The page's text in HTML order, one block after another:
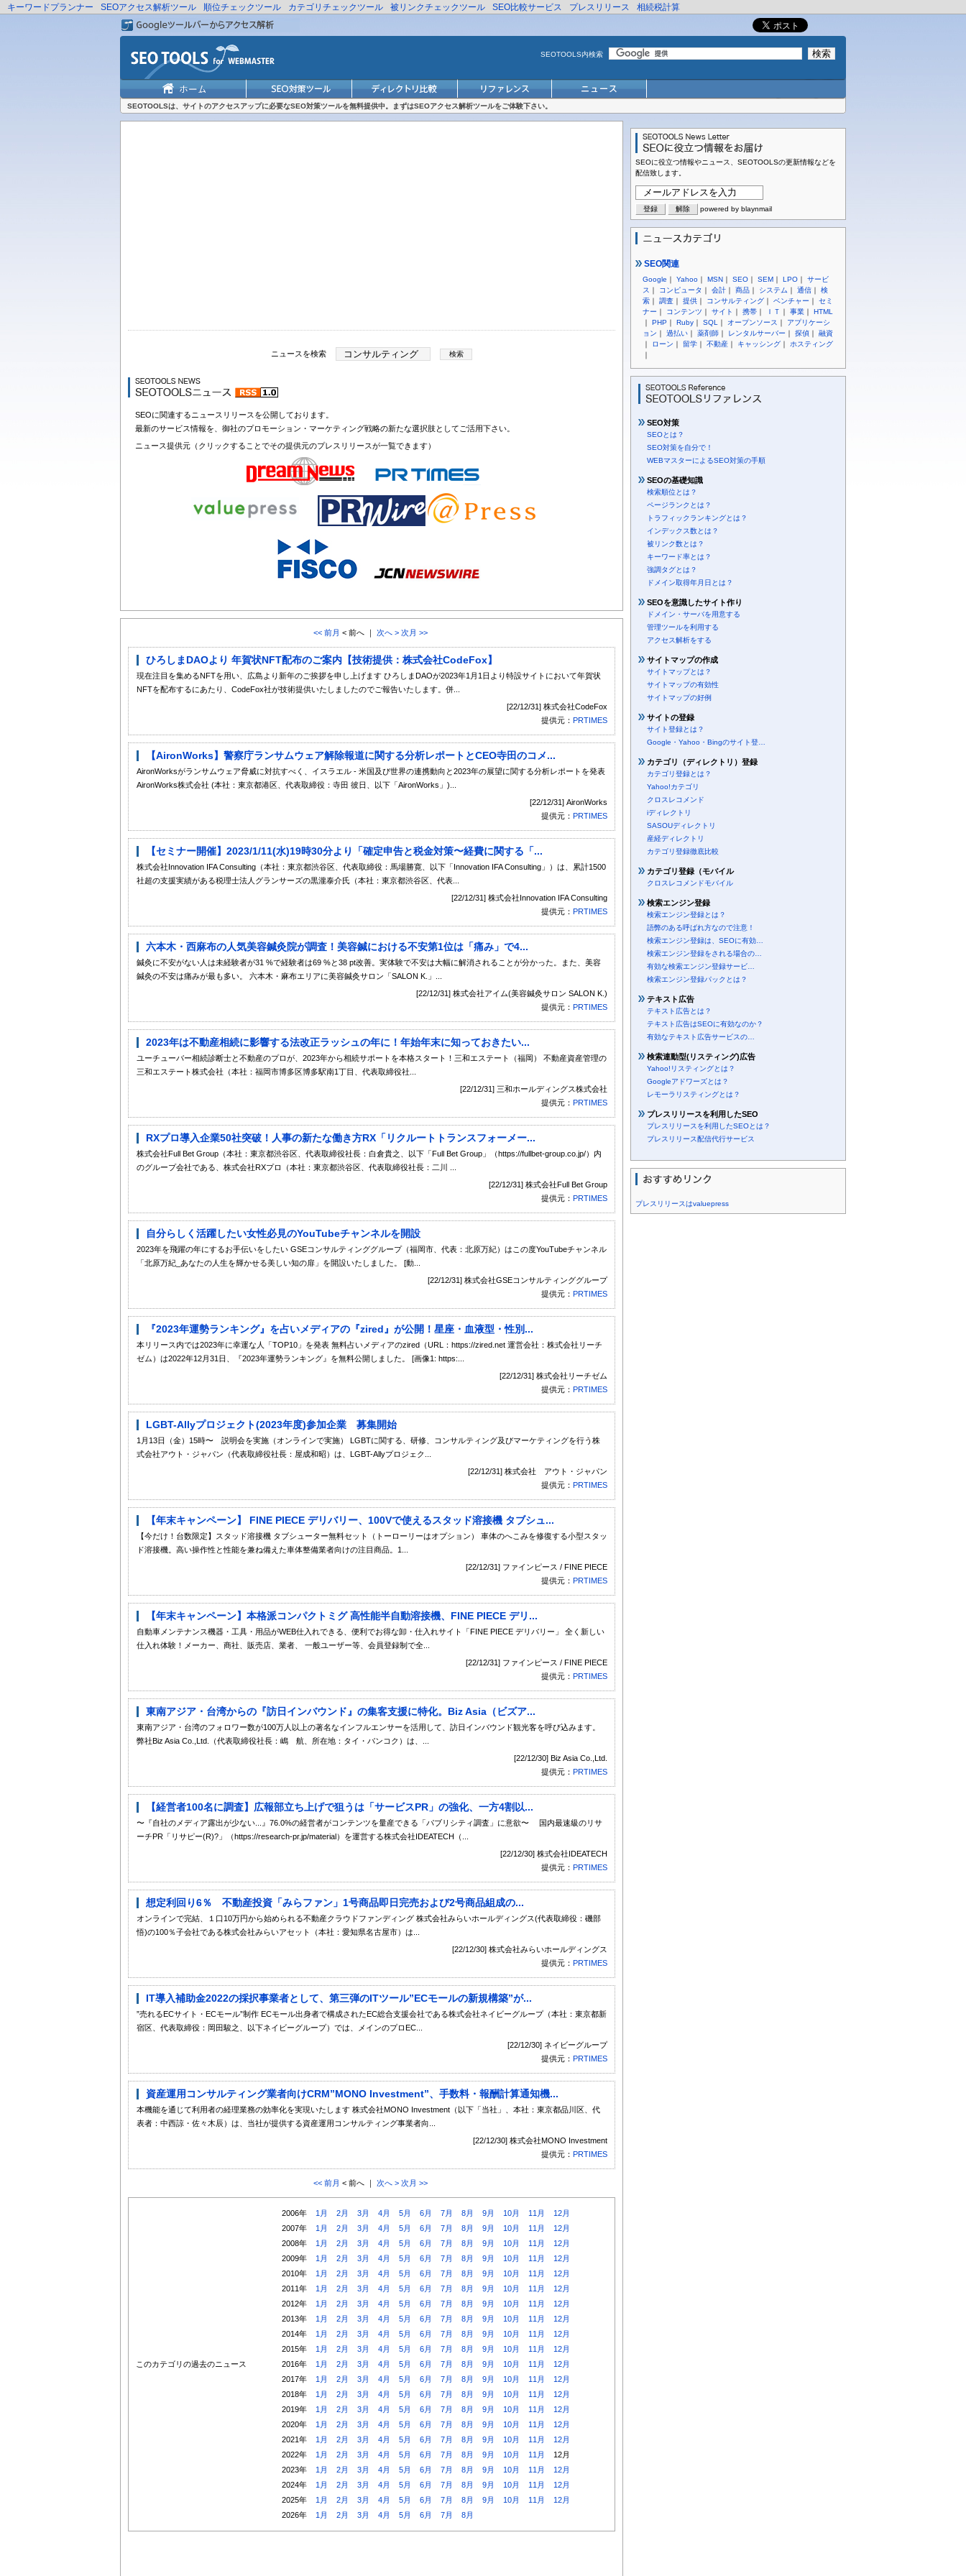
キーワードプランナー SEOアクセス解析ツール 順位チェックツール カテゴリチェックツール 被リンクチェックツール SEO比較サービス プレスリリース 相続税計算
SEOTOOLS内検索
SEOTOOLSは、サイトのアクセスアップに必要なSEO対策ツールを無料提供中。まずはSEOアクセス解析ツールをご体験下さい。
ニュースを検索
SEOに関連するニュースリリースを公開しております。
最新のサービス情報を、御社のプロモーション・マーケティング戦略の新たな選択肢としてご活用下さい。
ニュース提供元（クリックすることでその提供元のプレスリリースが一覧できます）
<< 前月 < 前へ ｜ 次へ > 次月 >>
ひろしまDAOより 年賀状NFT配布のご案内【技術提供：株式会社CodeFox】
現在注目を集めるNFTを用い、広島より新年のご挨拶を申し上げます ひろしまDAOが2023年1月1日より特設サイトにおいて年賀状
NFTを配布するにあたり、CodeFox社が技術提供いたしましたのでご報告いたします。併...
[22/12/31] 株式会社CodeFox
提供元： PRTIMES
【AironWorks】警察庁ランサムウェア解除報道に関する分析レポートとCEO寺田のコメ...
AironWorksがランサムウェア脅威に対抗すべく、イスラエル - 米国及び世界の連携動向と2023年の展望に関する分析レポートを発表
AironWorks株式会社 (本社：東京都港区、代表取締役：寺田 彼日、以下「AironWorks」)...
[22/12/31] AironWorks
提供元： PRTIMES
【セミナー開催】2023/1/11(水)19時30分より「確定申告と税金対策〜経費に関する「...
株式会社Innovation IFA Consulting（本社：東京都渋谷区、代表取締役：馬場勝寛、以下「Innovation IFA Consulting」）は、累計1500
社超の支援実績がある税理士法人グランサーズの黒瀧泰介氏（本社：東京都渋谷区、代表...
[22/12/31] 株式会社Innovation IFA Consulting
提供元： PRTIMES
六本木・西麻布の人気美容鍼灸院が調査！美容鍼における不安第1位は「痛み」で4...
鍼灸に不安がない人は未経験者が31 %で経験者は69 %と38 pt改善。実体験で不安は大幅に解消されることが分かった。また、美容
鍼灸の不安は痛みが最も多い。 六本木・麻布エリアに美容鍼灸サロン「SALON K.」...
[22/12/31] 株式会社アイム(美容鍼灸サロン SALON K.)
提供元： PRTIMES
2023年は不動産相続に影響する法改正ラッシュの年に！年始年末に知っておきたい...
ユーチューバー相続診断士と不動産のプロが、2023年から相続サポートを本格スタート！三和エステート（福岡） 不動産資産管理の
三和エステート株式会社（本社：福岡市博多区博多駅南1丁目、代表取締役社...
[22/12/31] 三和ホールディングス株式会社
提供元： PRTIMES
RXプロ導入企業50社突破！人事の新たな働き方RX「リクルートトランスフォーメー...
株式会社Full Bet Group（本社：東京都渋谷区、代表取締役社長：白倉貴之、以下「Full Bet Group」（https://fullbet-group.co.jp/）内
のグループ会社である、株式会社RXプロ（本社：東京都渋谷区、代表取締役社長：二川 ...
[22/12/31] 株式会社Full Bet Group
提供元： PRTIMES
自分らしく活躍したい女性必見のYouTubeチャンネルを開設
2023年を飛躍の年にするお手伝いをしたい GSEコンサルティンググループ（福岡市、代表：北原万紀）はこの度YouTubeチャンネル
「北原万紀_あなたの人生を輝かせる美しい知の扉」を開設いたしました。 [動...
[22/12/31] 株式会社GSEコンサルティンググループ
提供元： PRTIMES
『2023年運勢ランキング』を占いメディアの『zired』が公開！星座・血液型・性別...
本リリース内では2023年に幸運な人「TOP10」を発表 無料占いメディアのzired（URL：https://zired.net 運営会社：株式会社リーチ
ゼム）は2022年12月31日、『2023年運勢ランキング』を無料公開しました。 [画像1: https:...
[22/12/31] 株式会社リーチゼム
提供元： PRTIMES
LGBT-Allyプロジェクト(2023年度)参加企業 募集開始
1月13日（金）15時〜 説明会を実施（オンラインで実施） LGBTに関する、研修、コンサルティング及びマーケティングを行う株
式会社アウト・ジャパン（代表取締役社長：屋成和昭）は、LGBT-Allyプロジェク...
[22/12/31] 株式会社 アウト・ジャパン
提供元： PRTIMES
【年末キャンペーン】 FINE PIECE デリバリー、100Vで使えるスタッド溶接機 タブシュ...
【今だけ！台数限定】スタッド溶接機 タブシューター無料セット（トーローリーはオプション） 車体のへこみを修復する小型スタッ
ド溶接機。高い操作性と性能を兼ね備えた車体整備業者向けの注目商品。1...
[22/12/31] ファインピース / FINE PIECE
提供元： PRTIMES
【年末キャンペーン】本格派コンパクトミグ 高性能半自動溶接機、FINE PIECE デリ...
自動車メンテナンス機器・工具・用品がWEB仕入れできる、便利でお得な卸・仕入れサイト「FINE PIECE デリバリー」 全く新しい
仕入れ体験！メーカー、商社、販売店、業者、 一般ユーザー等、会員登録制で全...
[22/12/31] ファインピース / FINE PIECE
提供元： PRTIMES
東南アジア・台湾からの『訪日インバウンド』の集客支援に特化。Biz Asia（ビズア...
東南アジア・台湾のフォロワー数が100万人以上の著名なインフルエンサーを活用して、訪日インバウンド観光客を呼び込みます。
弊社Biz Asia Co.,Ltd.（代表取締役社長：嶋 航、所在地：タイ・バンコク）は、...
[22/12/30] Biz Asia Co.,Ltd.
提供元： PRTIMES
【経営者100名に調査】広報部立ち上げで狙うは「サービスPR」の強化、一方4割以...
〜『自社のメディア露出が少ない...』76.0%の経営者がコンテンツを量産できる「パブリシティ調査」に意欲〜 国内最速級のリサ
ーチPR「リサピー(R)?」（https://research-pr.jp/material）を運営する株式会社IDEATECH（...
[22/12/30] 株式会社IDEATECH
提供元： PRTIMES
想定利回り6％ 不動産投資「みらファン」1号商品即日完売および2号商品組成の...
オンラインで完結、１口10万円から始められる不動産クラウドファンディング 株式会社みらいホールディングス(代表取締役：磯部
悟)の100％子会社である株式会社みらいアセット（本社：愛知県名古屋市）は...
[22/12/30] 株式会社みらいホールディングス
提供元： PRTIMES
IT導入補助金2022の採択事業者として、第三弾のITツール”ECモールの新規構築”が...
”売れるECサイト・ECモール”制作 ECモール出身者で構成されたEC総合支援会社である株式会社ネイビーグループ（本社：東京都新
宿区、代表取締役：岡田駿之、以下ネイビーグループ）では、メインのプロEC...
[22/12/30] ネイビーグループ
提供元： PRTIMES
資産運用コンサルティング業者向けCRM”MONO Investment”、手数料・報酬計算通知機...
本機能を通じて利用者の経理業務の効率化を実現いたします 株式会社MONO Investment（以下「当社」、本社：東京都品川区、代
表者：中西諒・佐々木辰）は、当社が提供する資産運用コンサルティング事業者向...
[22/12/30] 株式会社MONO Investment
提供元： PRTIMES
<< 前月 < 前へ ｜ 次へ > 次月 >>
このカテゴリの過去のニュース
2006年 1月 2月 3月 4月 5月 6月 7月 8月 9月 10月 11月
12月
2007年
1月 2月 3月 4月 5月 6月 7月 8月 9月 10月 11月
12月
2008年
1月 2月 3月 4月 5月 6月 7月 8月 9月 10月 11月
12月
2009年
1月 2月 3月 4月 5月 6月 7月 8月 9月 10月 11月
12月
2010年
1月 2月 3月 4月 5月 6月 7月 8月 9月 10月 11月
12月
2011年
1月 2月 3月 4月 5月 6月 7月 8月 9月 10月 11月
12月
2012年
1月 2月 3月 4月 5月 6月 7月 8月 9月 10月 11月
12月
2013年
1月 2月 3月 4月 5月 6月 7月 8月 9月 10月 11月
12月
2014年
1月 2月 3月 4月 5月 6月 7月 8月 9月 10月 11月
12月
2015年
1月 2月 3月 4月 5月 6月 7月 8月 9月 10月 11月
12月
2016年
1月 2月 3月 4月 5月 6月 7月 8月 9月 10月 11月
12月
2017年
1月 2月 3月 4月 5月 6月 7月 8月 9月 10月 11月
12月
2018年
1月 2月 3月 4月 5月 6月 7月 8月 9月 10月 11月
12月
2019年
1月 2月 3月 4月 5月 6月 7月 8月 9月 10月 11月
12月
2020年
1月 2月 3月 4月 5月 6月 7月 8月 9月 10月 11月
12月
2021年
1月 2月 3月 4月 5月 6月 7月 8月 9月 10月 11月
12月
2022年
1月 2月 3月 4月 5月 6月 7月 8月 9月 10月 11月
12月
2023年
1月 2月 3月 4月 5月 6月 7月 8月 9月 10月 11月
12月
2024年
1月 2月 3月 4月 5月 6月 7月 8月 9月 10月 11月
12月
2025年
1月 2月 3月 4月 5月 6月 7月 8月 9月 10月 11月
12月
2026年
1月 2月 3月 4月 5月 6月 7月 8月
SEOに役立つ情報やニュース、SEOTOOLSの更新情報などを
配信致します。
powered by blaynmail
SEO関連
Google ｜ Yahoo ｜ MSN ｜ SEO ｜ SEM ｜ LPO ｜ サービ
ス ｜ コンピュータ ｜ 会計 ｜ 商品 ｜ システム ｜ 通信 ｜ 検
索 ｜ 調査 ｜ 提供 ｜ コンサルティング ｜ ベンチャー ｜ セミ
ナー ｜ コンテンツ ｜ サイト ｜ 携帯 ｜ ＩＴ ｜ 事業 ｜ HTML
｜ PHP ｜ Ruby ｜ SQL ｜ オープンソース ｜ アプリケーシ
ョン ｜ 過払い ｜ 薬剤師 ｜ レンタルサーバー ｜ 探偵 ｜ 融資
｜ ローン ｜ 留学 ｜ 不動産 ｜ キャッシング ｜ ホスティング
｜
SEO対策
SEOとは？
SEO対策を自分で！
WEBマスターによるSEO対策の手順
SEOの基礎知識
検索順位とは？
ページランクとは？
トラフィックランキングとは？
インデックス数とは？
被リンク数とは？
キーワード率とは？
強調タグとは？
ドメイン取得年月日とは？
SEOを意識したサイト作り
ドメイン・サーバを用意する
管理ツールを利用する
アクセス解析をする
サイトマップの作成
サイトマップとは？
サイトマップの有効性
サイトマップの好例
サイトの登録
サイト登録とは？
Google・Yahoo・Bingのサイト登…
カテゴリ（ディレクトリ）登録
カテゴリ登録とは？
Yahoo!カテゴリ
クロスレコメンド
iディレクトリ
SASOUディレクトリ
産経ディレクトリ
カテゴリ登録徹底比較
カテゴリ登録（モバイル
クロスレコメンドモバイル
検索エンジン登録
検索エンジン登録とは？
語弊のある呼ばれ方なので注意！
検索エンジン登録は、SEOに有効…
検索エンジン登録をされる場合の…
有効な検索エンジン登録サービ…
検索エンジン登録パックとは？
テキスト広告
テキスト広告とは？
テキスト広告はSEOに有効なのか？
有効なテキスト広告サービスの…
検索連動型(リスティング)広告
Yahoo!リスティングとは？
Googleアドワーズとは？
レモーラリスティングとは？
プレスリリースを利用したSEO
プレスリリースを利用したSEOとは？
プレスリリース配信代行サービス
プレスリリースはvaluepress